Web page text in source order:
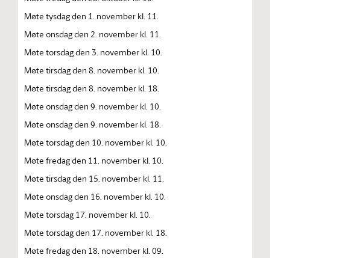
Møte tysdag den 1. november kl. 11.
Møte onsdag den 2. november kl. 11.
Møte torsdag den 3. november kl. 10.
Møte tirsdag den 8. november kl. 10.
Møte tirsdag den 8. november kl. 18.
Møte onsdag den 9. november kl. 10.
Møte onsdag den 9. november kl. 18.
Møte torsdag den 10. november kl. 10.
Møte fredag den 11. november kl. 10.
Møte tirsdag den 15. november kl. 11.
Møte onsdag den 16. november kl. 10.
Møte torsdag 17. november kl. 10.
Møte torsdag den 17. november kl. 18.
Møte fredag den 18. november kl. 09.